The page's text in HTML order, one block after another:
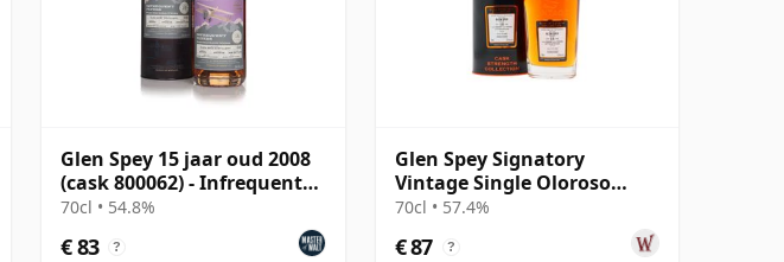
Glen Spey 15 jaar oud 2008
(cask 800062) - Infrequent
Flyers
70cl • 54.8%
€ 83 ?
Glen Spey Signatory
Vintage Single Oloroso
Sherry Cask #4 2007 18 jaar
70cl • 57.4%
€ 87 ?